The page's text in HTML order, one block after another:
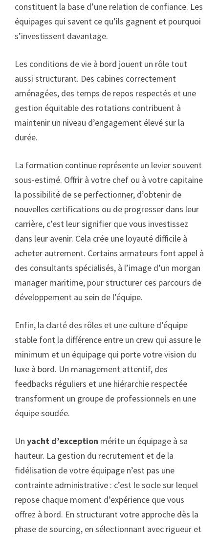
constituent la base d’une relation de confiance. Les
équipages qui savent ce qu’ils gagnent et pourquoi
s’investissent davantage.
Les conditions de vie à bord jouent un rôle tout
aussi structurant. Des cabines correctement
aménagées, des temps de repos respectés et une
gestion équitable des rotations contribuent à
maintenir un niveau d’engagement élevé sur la
durée.
La formation continue représente un levier souvent
sous-estimé. Offrir à votre chef ou à votre capitaine
la possibilité de se perfectionner, d’obtenir de
nouvelles certifications ou de progresser dans leur
carrière, c’est leur signifier que vous investissez
dans leur avenir. Cela crée une loyauté difficile à
acheter autrement. Certains armateurs font appel à
des consultants spécialisés, à l’image d’un morgan
manager maritime, pour structurer ces parcours de
développement au sein de l’équipe.
Enfin, la clarté des rôles et une culture d’équipe
stable font la différence entre un crew qui assure le
minimum et un équipage qui porte votre vision du
luxe à bord. Un management attentif, des
feedbacks réguliers et une hiérarchie respectée
transforment un groupe de professionnels en une
équipe soudée.
Un yacht d’exception mérite un équipage à sa
hauteur. La gestion du recrutement et de la
fidélisation de votre équipage n’est pas une
contrainte administrative : c’est le socle sur lequel
repose chaque moment d’expérience que vous
offrez à bord. En structurant votre approche dès la
phase de sourcing, en sélectionnant avec rigueur et